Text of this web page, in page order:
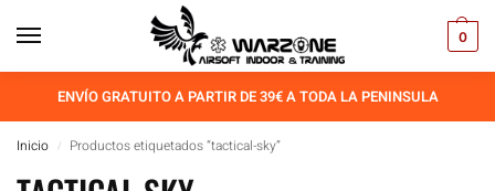
0
ENVÍO GRATUITO A PARTIR DE 39€ A TODA LA PENINSULA
Inicio / Productos etiquetados “tactical-sky”